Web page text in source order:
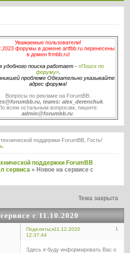
Уважаемые пользователи!
форумы в домене artfbb.ru перенесены
в домен frmbb.ru!
удобного поиска работает - «Поиск по
форуму».
проблеме Обязательно указывайте
адрес форума!
Вопросы по рекламе на ForumBB:
teams: alex_derenchuk
всем остальным вопросам, пишите:
admin@forumbb.ru
поддержки ForumBB, Гость!
поддержки ForumBB
сервиса »Новое на сервисе с
с 11.10.2020
Тема закрыта
Поделиться 1
11.12.2020
12:37:44
Здесь я буду информировать Вас о